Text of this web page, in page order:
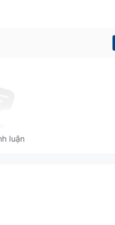
hệ thống giao dịch chứng khoán
quỹ, được tùy chỉnh để đáp
SFC.
luận